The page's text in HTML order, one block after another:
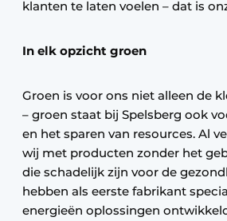
klanten te laten voelen – dat is
In elk opzicht groen
Groen is voor ons niet alleen de
– groen staat bij Spelsberg ook
en het sparen van resources. Al
wij met producten zonder het
die schadelijk zijn voor de
hebben als eerste fabrikant
energieën oplossingen